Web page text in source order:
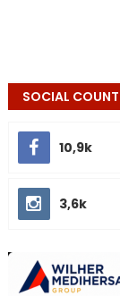
SOCIAL
10,9k
3,6k